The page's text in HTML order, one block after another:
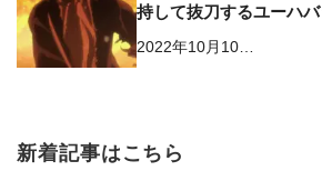
持して抜刀するユーハ
2022年10月10…
新着記事はこちら